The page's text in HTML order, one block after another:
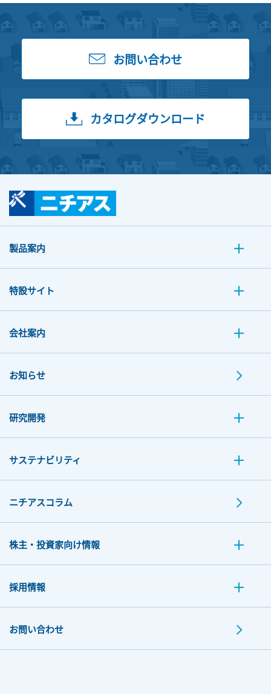
お問い合わせ
カタログダウンロード
製品案内
特設サイト
会社案内
お知らせ
研究開発
サステナビリティ
ニチアスコラム
株主・投資家向け情報
採用情報
お問い合わせ